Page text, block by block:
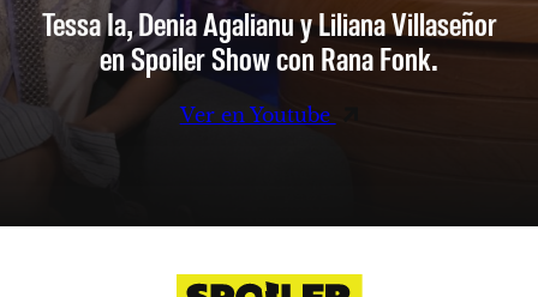
Tessa Ia, Denia Agalianu y Liliana Villaseñor
en Spoiler Show con Rana Fonk.
Ver en Youtube